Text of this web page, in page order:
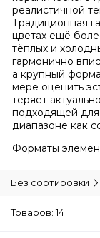
реалистичной
Традиционная
цветах ещё
тёплых и
гармонично
а крупный
мере оценить
теряет
подходящей
диапазоне как
Форматы
Без сортировки
Товаров: 14